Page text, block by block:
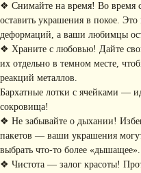
❖ Снимайте на время! Во время
оставить украшения в покое.
деформаций, а ваши любимцы
❖ Храните с любовью! Дайте
их отдельно в темном месте,
реакций металлов.
Бархатные лотки с ячейками —
сокровища!
❖ Не забывайте о дыхании!
пакетов — ваши украшения
выбрать что-то более «дышащее».
❖ Чистота — залог красоты!
ПОДПИШИТЕСЬ НА
РАССЫЛКУ
Я соглашаюсь с обработкой персональных данных
конфиденциальности
Ясоглашаюсьна получение рекламной рассылки
Рассказываем о новых
коллекциях, акциях и трендах